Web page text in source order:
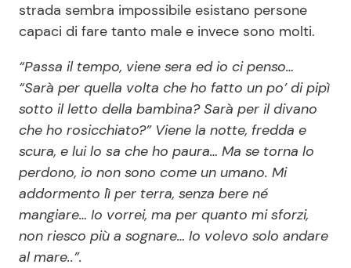
strada sembra impossibile esistano persone
capaci di fare tanto male e invece sono molti.
“Passa il tempo, viene sera ed io ci penso…
“Sarà per quella volta che ho fatto un po’ di pipì
sotto il letto della bambina? Sarà per il divano
che ho rosicchiato?” Viene la notte, fredda e
scura, e lui lo sa che ho paura… Ma se torna lo
perdono, io non sono come un umano. Mi
addormento lì per terra, senza bere né
mangiare… Io vorrei, ma per quanto mi sforzi,
non riesco più a sognare… Io volevo solo andare
al mare..”.